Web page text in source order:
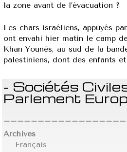
la zone avant de l’évacuation ?
Les chars israéliens, appuyés
ont envahi hier matin le camp
Khan Younés, au sud de la
palestiniens, dont des enfants
- Sociétés
Parlement
Archives
Français